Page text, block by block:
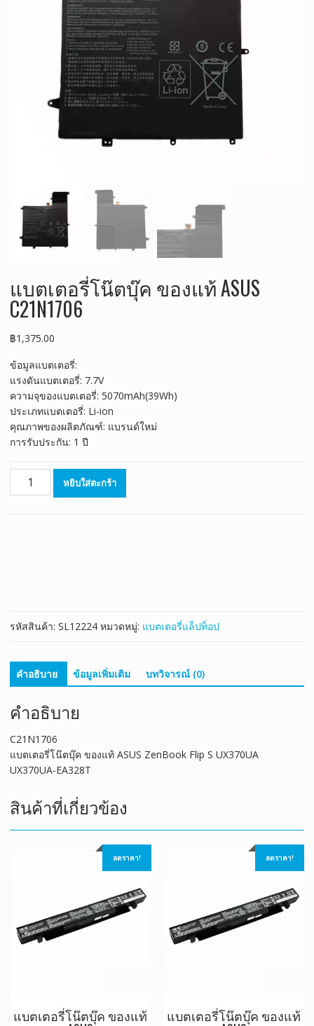
แบตเตอรี่โน๊ตบุ๊ค ของแท้ ASUS
C21N1706
฿1,375.00
ข้อมูลแบตเตอรี่:
แรงดันแบตเตอรี่: 7.7V
ความจุของแบตเตอรี่: 5070mAh(39Wh)
ประเภทแบตเตอรี่: Li-ion
คุณภาพของผลิตภัณฑ์: แบรนด์ใหม่
การรับประกัน: 1 ปี
จำนวน
แบตเตอรี่
หยิบใส่ตะกร้า
รหัสสินค้า: SL12224 หมวดหมู่: แบตเตอรี่แล็ปท็อป
คำอธิบาย ข้อมูลเพิ่มเติม บทวิจารณ์ (0)
คำอธิบาย
C21N1706
แบตเตอรี่โน๊ตบุ๊ค ของแท้ ASUS ZenBook Flip S UX370UA
UX370UA-EA328T
สินค้าที่เกี่ยวข้อง
ลดราคา!
แบตเตอรี่โน๊ตบุ๊ค ของแท้
ลดราคา!
แบตเตอรี่โน๊ตบุ๊ค ของแท้